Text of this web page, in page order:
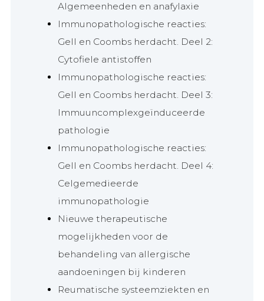
Algemeenheden en anafylaxie
Immunopathologische reacties:
Gell en Coombs herdacht. Deel 2:
Cytofiele antistoffen
Immunopathologische reacties:
Gell en Coombs herdacht. Deel 3:
Immuuncomplexgeïnduceerde
pathologie
Immunopathologische reacties:
Gell en Coombs herdacht. Deel 4:
Celgemedieerde
immunopathologie
Nieuwe therapeutische
mogelijkheden voor de
behandeling van allergische
aandoeningen bij kinderen
Reumatische systeemziekten en